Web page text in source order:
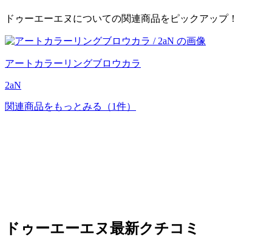
ドゥーエーエヌについての関連商品をピックアップ！
アートカラーリングブロウカラ
2aN
関連商品をもっとみる （1件）
ドゥーエーエヌ最新クチコミ